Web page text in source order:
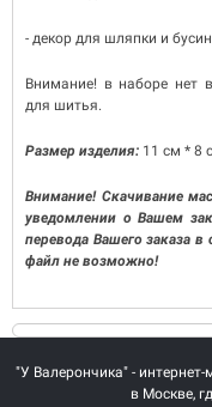
- декор для шляпки и
Внимание! в наборе нет
для шитья.
Размер изделия: 11 см * 8
Внимание! Скачивание
уведомлении о Вашем
перевода Вашего заказа в
файл не возможно!
"У Валерончика" -
в Москве,